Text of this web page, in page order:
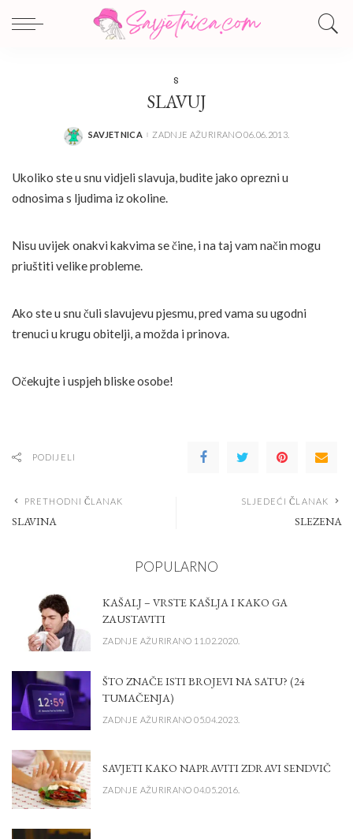
S
SLAVUJ
POSTED
SAVJETNICA ZADNJE AŽURIRANO 06.06.2013.
Ukoliko ste u snu vidjeli slavuja, budite jako oprezni u
odnosima s ljudima iz okoline.
Nisu uvijek onakvi kakvima se čine, i na taj vam način mogu
priuštiti velike probleme.
Ako ste u snu čuli slavujevu pjesmu, pred vama su ugodni
trenuci u krugu obitelji, a možda i prinova.
Očekujte i uspjeh bliske osobe!
PODIJELI
PRETHODNI ČLANAK
SLAVINA
SLJEDEĆI ČLANAK
SLEZENA
POPULARNO
KAŠALJ – VRSTE KAŠLJA I KAKO GA
ZAUSTAVITI
ZADNJE AŽURIRANO 11.02.2020.
ŠTO ZNAČE ISTI BROJEVI NA SATU? (24
TUMAČENJA)
ZADNJE AŽURIRANO 05.04.2023.
SAVJETI KAKO NAPRAVITI ZDRAVI SENDVIČ
ZADNJE AŽURIRANO 04.05.2016.